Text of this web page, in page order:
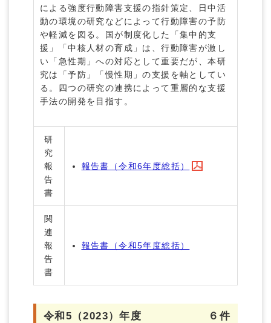
による強度行動障害支援の指針策定、日中活
動の環境の研究などによって行動障害の予防
や軽減を図る。国が制度化した「集中的支
援」「中核人材の育成」は、行動障害が激し
い「急性期」への対応として重要だが、本研
究は「予防」「慢性期」の支援を軸としてい
る。四つの研究の連携によって重層的な支援
手法の開発を目指す。
研
究
報
告
書
報告書（令和6年度総括）
関
連
報
告
書
報告書（令和5年度総括）
令和5（2023）年度 ６件